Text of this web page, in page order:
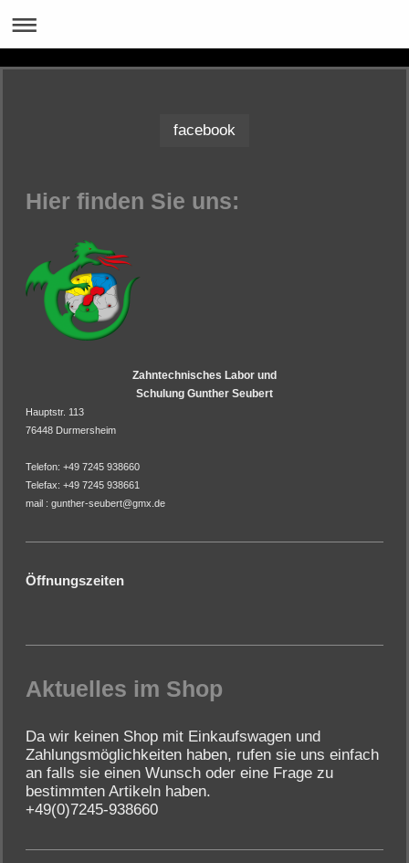
facebook
Hier finden Sie uns:
Zahntechnisches Labor und
Schulung Gunther Seubert
Hauptstr. 113
76448 Durmersheim
Telefon: +49 7245 938660
Telefax: +49 7245 938661
mail : gunther-seubert@gmx.de
Öffnungszeiten
Aktuelles im Shop
Da wir keinen Shop mit Einkaufswagen und
Zahlungsmöglichkeiten haben, rufen sie uns einfach
an falls sie einen Wunsch oder eine Frage zu
bestimmten Artikeln haben.
+49(0)7245-938660